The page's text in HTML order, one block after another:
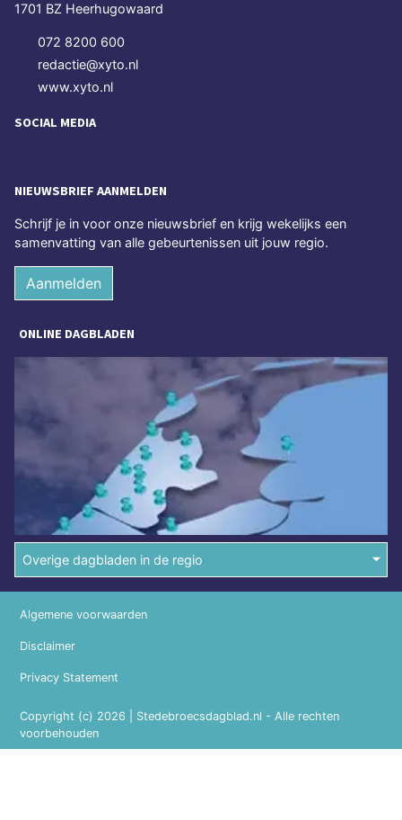
1701 BZ Heerhugowaard
072 8200 600
redactie@xyto.nl
www.xyto.nl
SOCIAL MEDIA
NIEUWSBRIEF AANMELDEN
Schrijf je in voor onze nieuwsbrief en krijg wekelijks een
samenvatting van alle gebeurtenissen uit jouw regio.
Aanmelden
ONLINE DAGBLADEN
Overige dagbladen in de regio
Copyright (c) 2026 | Stedebroecsdagblad.nl - Alle rechten
voorbehouden
Algemene voorwaarden
Disclaimer
Privacy Statement